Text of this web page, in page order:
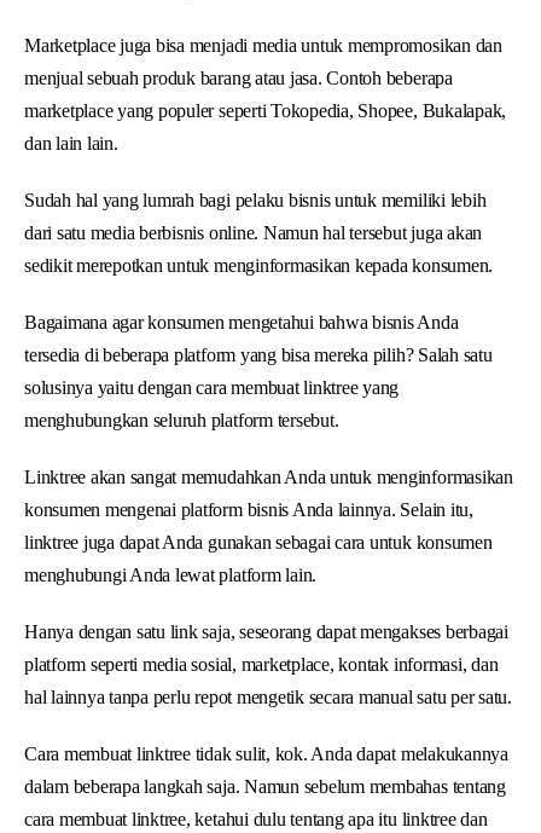
Marketplace juga bisa menjadi media untuk mempromosikan dan
menjual sebuah produk barang atau jasa. Contoh beberapa
marketplace yang populer seperti Tokopedia, Shopee, Bukalapak,
dan lain lain.
Sudah hal yang lumrah bagi pelaku bisnis untuk memiliki lebih
dari satu media berbisnis online. Namun hal tersebut juga akan
sedikit merepotkan untuk menginformasikan kepada konsumen.
Bagaimana agar konsumen mengetahui bahwa bisnis Anda
tersedia di beberapa platform yang bisa mereka pilih? Salah satu
solusinya yaitu dengan cara membuat linktree yang
menghubungkan seluruh platform tersebut.
Linktree akan sangat memudahkan Anda untuk menginformasikan
konsumen mengenai platform bisnis Anda lainnya. Selain itu,
linktree juga dapat Anda gunakan sebagai cara untuk konsumen
menghubungi Anda lewat platform lain.
Hanya dengan satu link saja, seseorang dapat mengakses berbagai
platform seperti media sosial, marketplace, kontak informasi, dan
hal lainnya tanpa perlu repot mengetik secara manual satu per satu.
Cara membuat linktree tidak sulit, kok. Anda dapat melakukannya
dalam beberapa langkah saja. Namun sebelum membahas tentang
cara membuat linktree, ketahui dulu tentang apa itu linktree dan